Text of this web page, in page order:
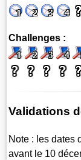
Challenges :
Validations
Note : les dates
avant le 10